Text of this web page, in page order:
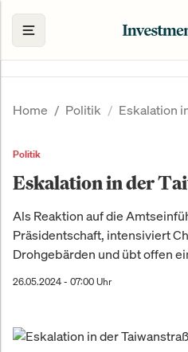
Home Politik Eskalation
Politik
Eskalation in der
Als Reaktion auf die
Präsidentschaft, intensiviert
Drohgebärden und übt offen
26.05.2024 - 07:00 Uhr